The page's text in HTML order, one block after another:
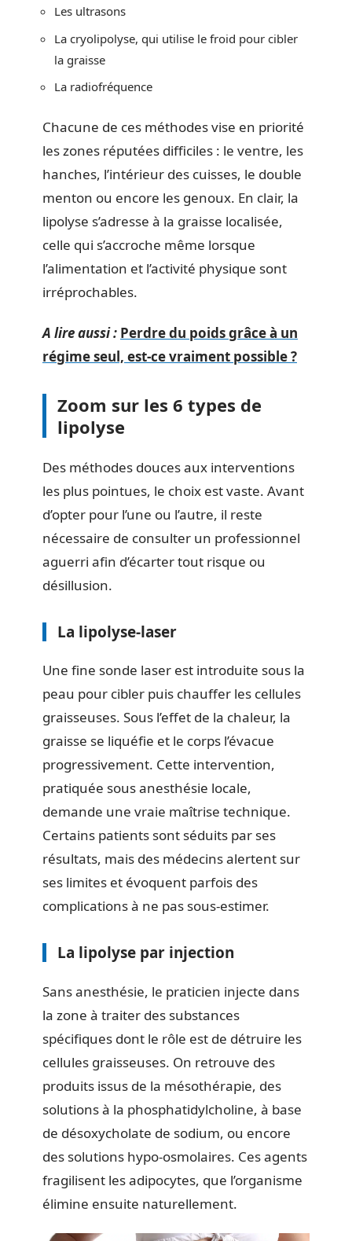
Les ultrasons
La cryolipolyse, qui utilise le froid pour cibler
la graisse
La radiofréquence
Chacune de ces méthodes vise en priorité
les zones réputées difficiles : le ventre, les
hanches, l’intérieur des cuisses, le double
menton ou encore les genoux. En clair, la
lipolyse s’adresse à la graisse localisée,
celle qui s’accroche même lorsque
l’alimentation et l’activité physique sont
irréprochables.
A lire aussi : Perdre du poids grâce à un
régime seul, est-ce vraiment possible ?
Zoom sur les 6 types de
lipolyse
Des méthodes douces aux interventions
les plus pointues, le choix est vaste. Avant
d’opter pour l’une ou l’autre, il reste
nécessaire de consulter un professionnel
aguerri afin d’écarter tout risque ou
désillusion.
La lipolyse-laser
Une fine sonde laser est introduite sous la
peau pour cibler puis chauffer les cellules
graisseuses. Sous l’effet de la chaleur, la
graisse se liquéfie et le corps l’évacue
progressivement. Cette intervention,
pratiquée sous anesthésie locale,
demande une vraie maîtrise technique.
Certains patients sont séduits par ses
résultats, mais des médecins alertent sur
ses limites et évoquent parfois des
complications à ne pas sous-estimer.
La lipolyse par injection
Sans anesthésie, le praticien injecte dans
la zone à traiter des substances
spécifiques dont le rôle est de détruire les
cellules graisseuses. On retrouve des
produits issus de la mésothérapie, des
solutions à la phosphatidylcholine, à base
de désoxycholate de sodium, ou encore
des solutions hypo-osmolaires. Ces agents
fragilisent les adipocytes, que l’organisme
élimine ensuite naturellement.